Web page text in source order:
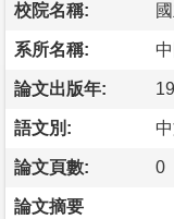
校院名稱:
系所名稱:
論文出版年:
語文別:
論文頁數: 0
論文摘要